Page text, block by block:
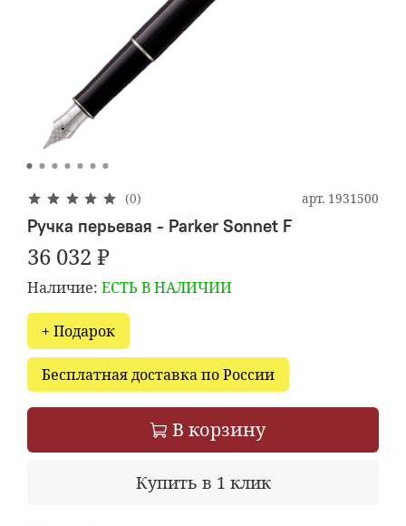
(0) арт. 1931500
Ручка перьевая - Parker Sonnet F
36 032 ₽
Наличие: ЕСТЬ В НАЛИЧИИ
+ Подарок
Бесплатная доставка по России
В корзину
Купить в 1 клик